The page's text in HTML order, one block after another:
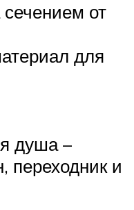
от
для
душа –
переходник и